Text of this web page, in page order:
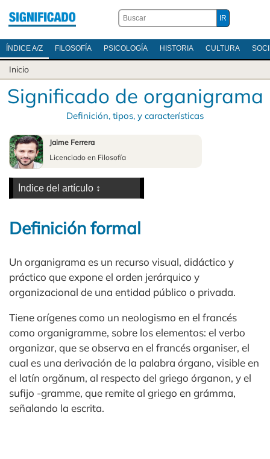
ÍNDICE A/Z FILOSOFÍA PSICOLOGÍA HISTORIA CULTURA
Inicio
Significado de organigrama
Definición, tipos, y características
Jaime Ferrera
Licenciado en Filosofía
Definición formal
Un organigrama es un recurso visual, didáctico y
práctico que expone el orden jerárquico y
organizacional de una entidad público o privada.
Tiene orígenes como un neologismo en el francés
como organigramme, sobre los elementos: el verbo
organizar, que se observa en el francés organiser, el
cual es una derivación de la palabra órgano, visible en
el latín orgănum, al respecto del griego órganon, y el
sufijo -gramme, que remite al griego en grámma,
señalando la escrita.